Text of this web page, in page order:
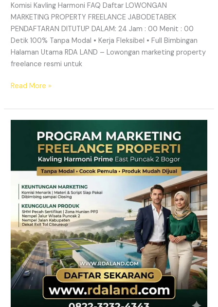
Komisi Kavling Harmoni FAQ Daftar LOWONGAN
MARKETING PROPERTY FREELANCE JABODETABEK
PENDAFTARAN DITUTUP DALAM: 24 Jam : 00 Menit : 00
Detik 100% Tanpa Modal • Kerja Fleksibel • Full Bimbingan
Halaman Utama RDA LAND – Lowongan marketing property
freelance resmi untuk
Read More »
Marketing
Freelance
Tanpa
Modal
RDA
LAND